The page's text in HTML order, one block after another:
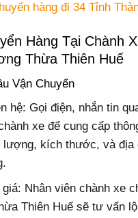
hàng đi 34 Tỉnh
Hàng Tại Chành
Thừa Thiên Huế
Vận Chuyển
hệ: Gọi điện, nhắn tin
xe để cung cấp
lượng, kích thước, và địa
Nhân viên chành xe
Thiên Huế sẽ tư vấn